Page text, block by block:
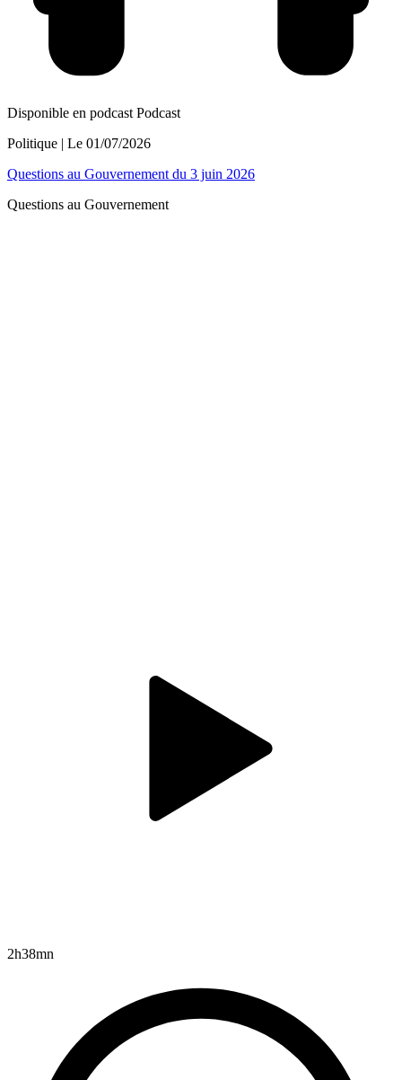
Disponible en podcast Podcast
Politique | Le 01/07/2026
Questions au Gouvernement du 3 juin 2026
Questions au Gouvernement
2h38mn